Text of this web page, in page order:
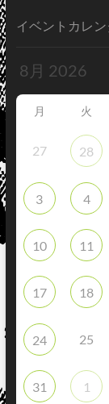
イベントカレ
月 火
27 28
3 4
10 11
17 18
24 25
31 1